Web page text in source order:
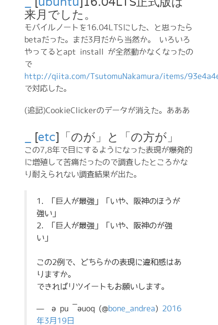
来月でした。
モバイルノートを16.04LTSにした、と思ったら
betaだった。まだ3月だから当然か。 いろいろ
やってるとapt install が全然動かなくなったの
で
http://qiita.com/TsutomuNakamura/items/
で対応した。
(追記)CookieClickerのデータが消えた。あああ
[etc]「のが」と「の方が」
この7,8年で目にするようになった表現が爆発的
に増殖して苦痛だったので調査したところかな
り耐えられない調査結果が出た。
1. 「巨人が最強」「いや、阪神のほうが
強い」
2. 「巨人が最強」「いや、阪神のが強
い」
この2例で、どちらかの表現に違和感はあ
りますか。
できればリツイートもお願いします。
— ɐǝɹpuɐ‾ǝuoq (@bone_andrea) 2016
年3月19日